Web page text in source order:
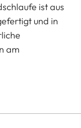
ist aus
und in
am